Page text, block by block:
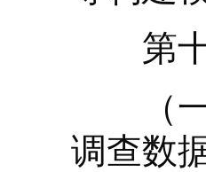
第十
（一
调查数